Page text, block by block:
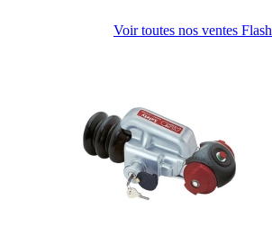
Voir toutes nos ventes Flash